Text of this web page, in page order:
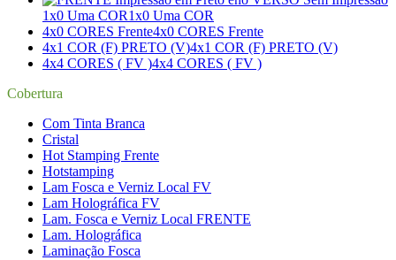
1x0 Uma COR1x0 Uma COR
4x0 CORES Frente4x0 CORES Frente
4x1 COR (F) PRETO (V)4x1 COR (F) PRETO (V)
4x4 CORES ( FV )4x4 CORES ( FV )
Cobertura
Com Tinta Branca
Cristal
Hot Stamping Frente
Hotstamping
Lam Fosca e Verniz Local FV
Lam Holográfica FV
Lam. Fosca e Verniz Local FRENTE
Lam. Holográfica
Laminação Fosca